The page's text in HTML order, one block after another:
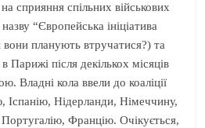
сприяння спільних військових
“Європейська ініціатива
вони планують втручатися?) та
Парижі після декількох місяців
Владні кола ввели до коаліції
Іспанію, Нідерланди, Німеччину,
Францію. Очікується,